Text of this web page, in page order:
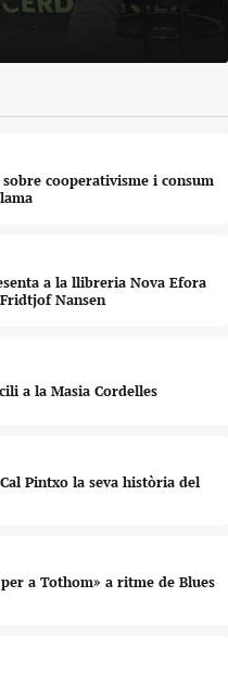
cooperativisme i consum
a la llibreria Nova Efora
Nansen
a la Masia Cordelles
Pintxo la seva història del
a Tothom» a ritme de Blues